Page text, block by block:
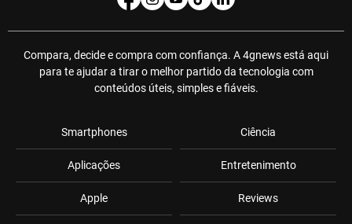
Compara, decide e compra com confiança. A 4gnews está aqui
para te ajudar a tirar o melhor partido da tecnologia com
conteúdos úteis, simples e fiáveis.
Smartphones
Aplicações
Apple
Ciência
Entretenimento
Reviews